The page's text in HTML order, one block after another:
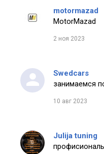
motormazad
MotorMazad
2 ноя 2023
Swedcars
занимаемся
10 авг 2023
Julija tuning